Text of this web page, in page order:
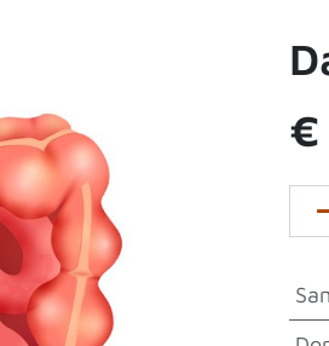
€